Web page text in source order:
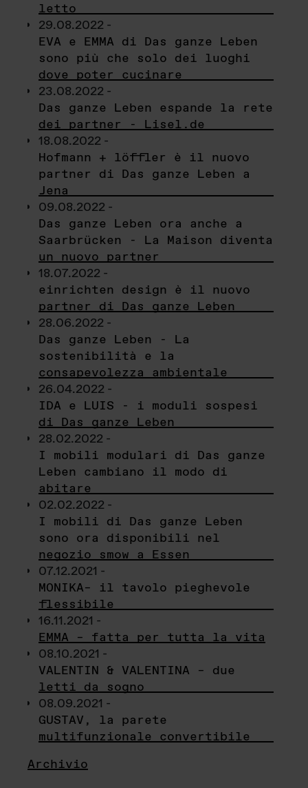
letto
29.08.2022 -
EVA e EMMA di Das ganze Leben
sono più che solo dei luoghi
dove poter cucinare
23.08.2022 -
Das ganze Leben espande la rete
dei partner - Lisel.de
18.08.2022 -
Hofmann + löffler è il nuovo
partner di Das ganze Leben a
Jena
09.08.2022 -
Das ganze Leben ora anche a
Saarbrücken - La Maison diventa
un nuovo partner
18.07.2022 -
einrichten design è il nuovo
partner di Das ganze Leben
28.06.2022 -
Das ganze Leben - La
sostenibilità e la
consapevolezza ambientale
26.04.2022 -
IDA e LUIS - i moduli sospesi
di Das ganze Leben
28.02.2022 -
I mobili modulari di Das ganze
Leben cambiano il modo di
abitare
02.02.2022 -
I mobili di Das ganze Leben
sono ora disponibili nel
negozio smow a Essen
07.12.2021 -
MONIKA– il tavolo pieghevole
flessibile
16.11.2021 -
EMMA – fatta per tutta la vita
08.10.2021 -
VALENTIN & VALENTINA – due
letti da sogno
08.09.2021 -
GUSTAV, la parete
multifunzionale convertibile
Archivio